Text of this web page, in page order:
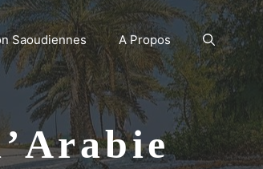
Saoudiennes A Propos